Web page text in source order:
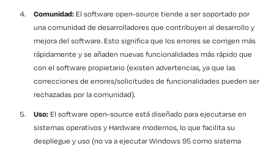
Comunidad: El software open-source tiende a ser soportado por
una comunidad de desarrolladores que contribuyen al desarrollo y
mejora del software. Esto significa que los errores se corrigen más
rápidamente y se añaden nuevas funcionalidades más rápido que
con el software propietario (existen advertencias, ya que las
correcciones de errores/solicitudes de funcionalidades pueden ser
rechazadas por la comunidad).
Uso: El software open-source está diseñado para ejecutarse en
sistemas operativos y Hardware modernos, lo que facilita su
despliegue y uso (no va a ejecutar Windows 95 como sistema